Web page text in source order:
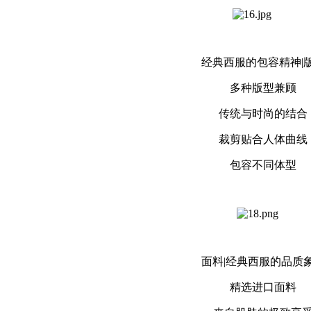
经典西服的包容精神|
多种版型兼顾
传统与时尚的结合
裁剪贴合人体曲线
包容不同体型
面料|经典西服的品质
精选进口面料